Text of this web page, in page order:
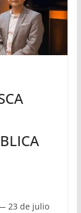
23 de julio